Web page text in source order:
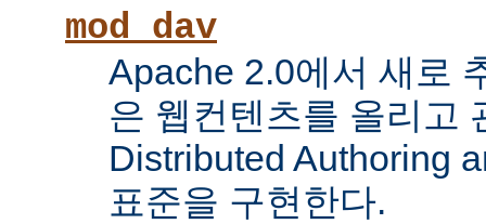
mod_dav
Apache 2.0에서 새로
은 웹컨텐츠를 올리고
Distributed Authoring
표준을 구현한다.